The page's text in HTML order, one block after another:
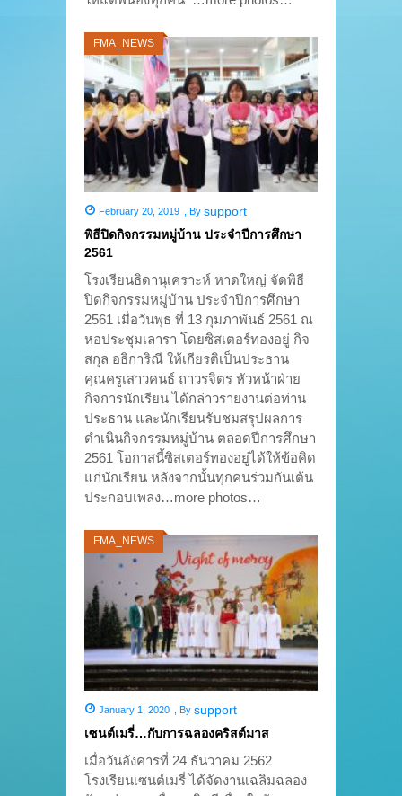
FMA_NEWS
February 20, 2019 , By support
พิธีปิดกิจกรรมหมู่บ้าน ประจำปีการศึกษา
2561
โรงเรียนธิดานุเคราะห์ หาดใหญ่ จัดพิธี
ปิดกิจกรรมหมู่บ้าน ประจำปีการศึกษา
2561 เมื่อวันพุธ ที่ 13 กุมภาพันธ์ 2561 ณ
หอประชุมเลารา โดยซิสเตอร์ทองอยู่ กิจ
สกุล อธิการิณี ให้เกียรติเป็นประธาน
คุณครูเสาวคนธ์ ถาวรจิตร หัวหน้าฝ่าย
กิจการนักเรียน ได้กล่าวรายงานต่อท่าน
ประธาน และนักเรียนรับชมสรุปผลการ
ดำเนินกิจกรรมหมู่บ้าน ตลอดปีการศึกษา
2561 โอกาสนี้ซิสเตอร์ทองอยู่ได้ให้ข้อคิด
แก่นักเรียน หลังจากนั้นทุกคนร่วมกันเต้น
ประกอบเพลง…more photos…
FMA_NEWS
January 1, 2020 By support
เซนต์เมรี่…กับการฉลองคริสต์มาส
เมื่อวันอังคารที่ 24 ธันวาคม 2562
โรงเรียนเซนต์เมรี่ ได้จัดงานเฉลิมฉลอง